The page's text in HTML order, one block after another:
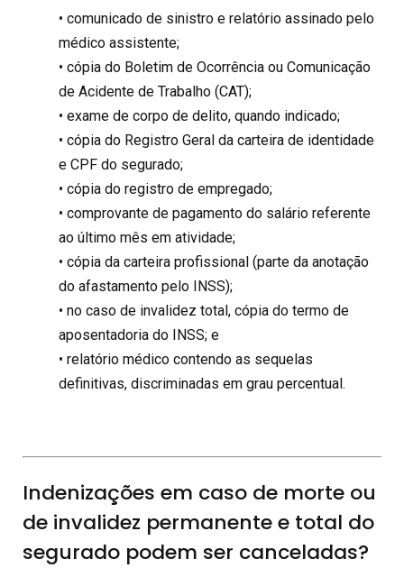
• comunicado de sinistro e relatório assinado pelo
médico assistente;
• cópia do Boletim de Ocorrência ou Comunicação
de Acidente de Trabalho (CAT);
• exame de corpo de delito, quando indicado;
• cópia do Registro Geral da carteira de identidade
e CPF do segurado;
• cópia do registro de empregado;
• comprovante de pagamento do salário referente
ao último mês em atividade;
• cópia da carteira profissional (parte da anotação
do afastamento pelo INSS);
• no caso de invalidez total, cópia do termo de
aposentadoria do INSS; e
• relatório médico contendo as sequelas
definitivas, discriminadas em grau percentual.
Indenizações em caso de morte ou
de invalidez permanente e total do
segurado podem ser canceladas?